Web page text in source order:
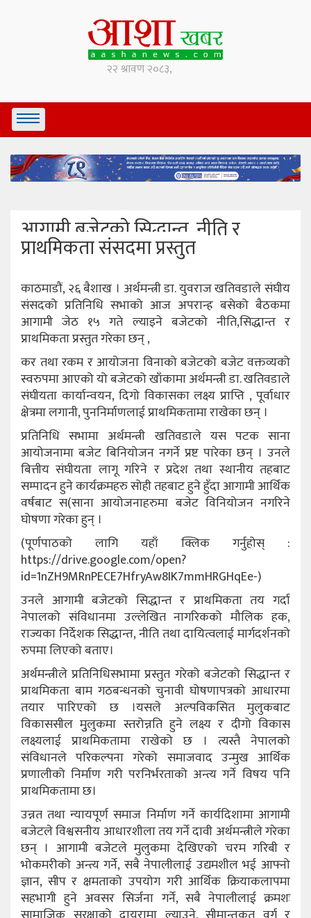
आगामी बजेटको सिद्धान्त, नीति र
प्राथमिकता संसदमा प्रस्तुत
काठमाडौं, २६ बैशाख । अर्थमन्त्री डा. युवराज खतिवडाले संघीय
संसदको प्रतिनिधि सभाको आज अपरान्ह बसेको बैठकमा
आगामी जेठ १५ गते ल्याइने बजेटको नीति,सिद्धान्त र
प्राथमिकता प्रस्तुत गरेका छन् ,
कर तथा रकम र आयोजना विनाको बजेटको बजेट वक्तव्यको
स्वरुपमा आएको यो बजेटको खाँकामा अर्थमन्त्री डा. खतिवडाले
संघीयता कार्यान्वयन, दिगो विकासका लक्ष्य प्राप्ति , पूर्वाधार
क्षेत्रमा लगानी, पुननिर्माणलाई प्राथमिकतामा राखेका छन् ।
प्रतिनिधि सभामा अर्थमन्त्री खतिवडाले यस पटक साना
आयोजनामा बजेट बिनियोजन नगर्ने प्रष्ट पारेका छन् । उनले
बित्तीय संघीयता लागू गरिने र प्रदेश तथा स्थानीय तहबाट
सम्पादन हुने कार्यक्रमहरु सोही तहबाट हुने हुँदा आगामी आर्थिक
वर्षबाट स(साना आयोजनाहरुमा बजेट विनियोजन नगरिने
घोषणा गरेका हुन् ।
(पूर्णपाठको लागि यहाँ क्लिक गर्नुहोस् :
https://drive.google.com/open?
id=1nZH9MRnPECE7HfryAw8IK7mmHRGHqEe-)
उनले आगामी बजेटको सिद्धान्त र प्राथमिकता तय गर्दा
नेपालको संविधानमा उल्लेखित नागरिकको मौलिक हक,
राज्यका निर्देशक सिद्धान्त, नीति तथा दायित्वलाई मार्गदर्शनको
रुपमा लिएको बताए।
अर्थमन्त्रीले प्रतिनिधिसभामा प्रस्तुत गरेको बजेटको सिद्धान्त र
प्राथमिकता बाम गठबन्धनको चुनावी घोषणापत्रको आधारमा
तयार पारिएको छ ।यसले अल्पविकसित मुलुकबाट
विकाससील मुुलुकमा स्तरोन्नति हुने लक्ष्य र दीगो विकास
लक्ष्यलाई प्राथमिकतामा राखेको छ । त्यस्तै नेपालको
संविधानले परिकल्पना गरेको समाजवाद उन्मुख आर्थिक
प्रणालीको निर्माण गरी परनिर्भरताको अन्त्य गर्ने विषय पनि
प्राथमिकतामा छ।
उन्नत तथा न्यायपूर्ण समाज निर्माण गर्ने कार्यदिशामा आगामी
बजेटले विश्वसनीय आधारशीला तय गर्ने दावी अर्थमन्त्रीले गरेका
छन् । आगामी बजेटले मुलुकमा देखिएको चरम गरिबी र
भोकमरीको अन्त्य गर्ने, सबै नेपालीलाई उद्यमशील भई आफ्नो
ज्ञान, सीप र क्षमताको उपयोग गरी आर्थिक क्रियाकलापमा
सहभागी हुने अवसर सिर्जना गर्ने, सबै नेपालीलाई क्रमशः